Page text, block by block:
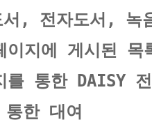
, 전자도서, 녹
지에 게시된
를 통한 DAISY 전
한 대여